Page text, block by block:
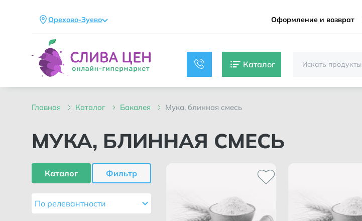
Орехово-Зуево Оформление и возврат
Каталог
главная каталог бакалея мука, блинная смесь
МУКА, БЛИННАЯ СМЕСЬ
Каталог Фильтр
По релевантности